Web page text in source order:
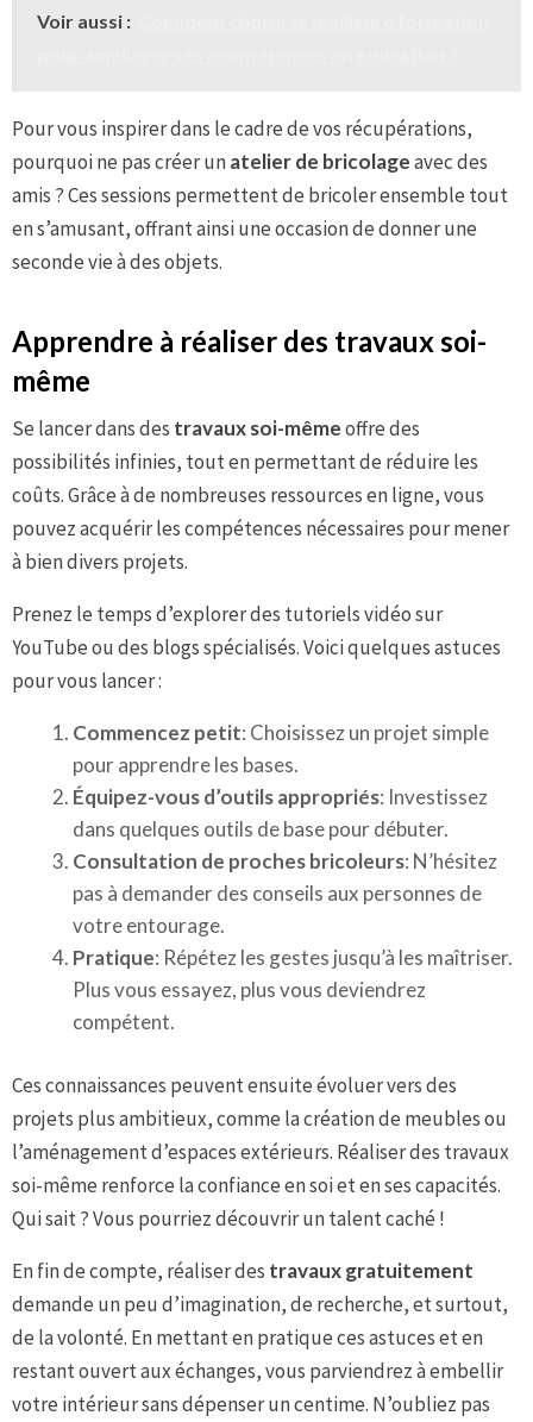
Voir aussi :
Pour vous inspirer dans le cadre de vos récupérations,
pourquoi ne pas créer unatelier de bricolageavec des
amis ? Ces sessions permettent de bricoler ensemble tout
en s’amusant, offrant ainsi une occasion de donner une
seconde vie à des objets.
Apprendre à réaliser des travaux soi-
même
Se lancer dans des travaux soi-mêmeoffre des
possibilités infinies, tout en permettant de réduire les
coûts. Grâce à de nombreuses ressources en ligne, vous
pouvez acquérir les compétences nécessaires pour mener
à bien divers projets.
Prenez le temps d’explorer des tutoriels vidéo sur
YouTube ou des blogs spécialisés. Voici quelques astuces
pour vous lancer :
Commencez petit: Choisissez un projet simple
pour apprendre les bases.
Équipez-vous d’outils appropriés: Investissez
dans quelques outils de base pour débuter.
Consultation de proches bricoleurs: N’hésitez
pas à demander des conseils aux personnes de
votre entourage.
Pratique: Répétez les gestes jusqu’à les maîtriser.
Plus vous essayez, plus vous deviendrez
compétent.
Ces connaissances peuvent ensuite évoluer vers des
projets plus ambitieux, comme la création de meubles ou
l’aménagement d’espaces extérieurs. Réaliser des travaux
soi-même renforce la confiance en soi et en ses capacités.
Qui sait ? Vous pourriez découvrir un talent caché !
En fin de compte, réaliser des travaux gratuitement
demande un peu d’imagination, de recherche, et surtout,
de la volonté. En mettant en pratique ces astuces et en
restant ouvert aux échanges, vous parviendrez à embellir
votre intérieur sans dépenser un centime. N’oubliez pas